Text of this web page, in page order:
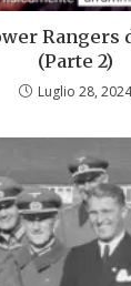
Rangers
(Parte 2)
Luglio 28, 2024